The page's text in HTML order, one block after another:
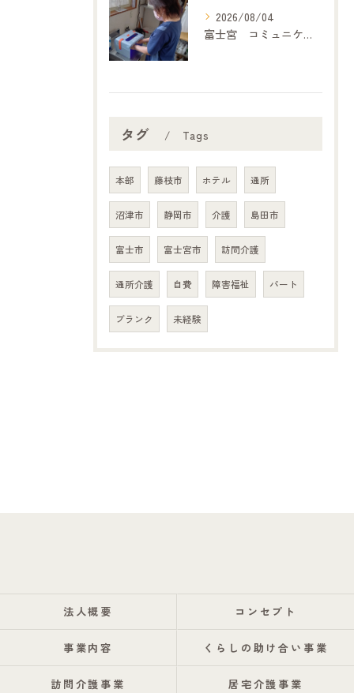
2026/08/04
富士宮 コミュニケーション
タグ Tags
本部 藤枝市 ホテル 通所
沼津市 静岡市 介護 島田市
富士市 富士宮市 訪問介護
通所介護 自費 障害福祉 パート
ブランク 未経験
法人概要 コンセプト
事業内容 くらしの助け合い事業
訪問介護事業 居宅介護事業